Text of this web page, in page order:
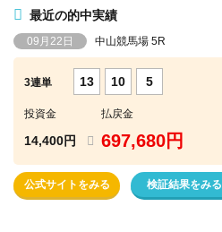
最近の的中実績
09月22日 中山競馬場 5R
3連単 13 10 5
投資金
14,400円
払戻金
697,680円
公式サイトをみる 検証結果をみる